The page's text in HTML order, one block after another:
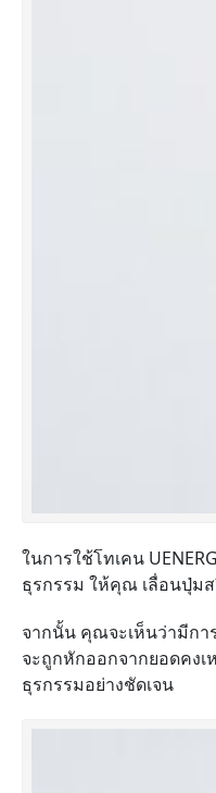
ในการใช้โทเคน
ธุรกรรม ให้คุณ เลื่อนปุ่ม
จากนั้น คุณจะเห็นว่ามีกา
จะถูกหักออกจากยอดคง
ธุรกรรมอย่างชัดเจน